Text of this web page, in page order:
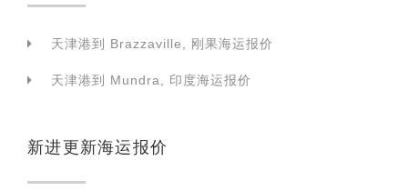
天津港到 Brazzaville, 刚果海运报价
天津港到 Mundra, 印度海运报价
新进更新海运报价